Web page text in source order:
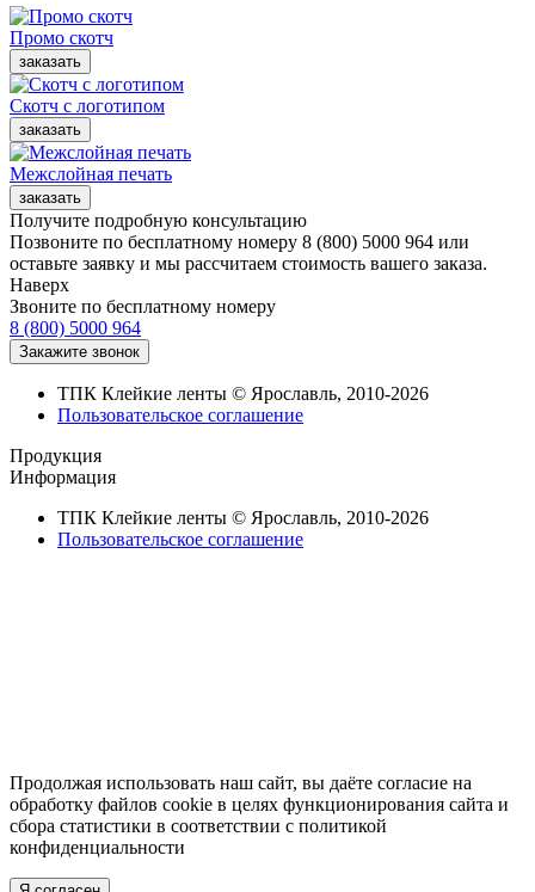
Промо скотч
Скотч с логотипом
Межслойная печать
Получите подробную консультацию
Позвоните по бесплатному номеру 8 (800) 5000 964 или
оставьте заявку и мы рассчитаем стоимость вашего заказа.
Наверх
Звоните по бесплатному номеру
8 (800) 5000 964
ТПК Клейкие ленты © Ярославль, 2010-2026
Пользовательское соглашение
Продукция
Информация
ТПК Клейкие ленты © Ярославль, 2010-2026
Пользовательское соглашение
Продолжая использовать наш сайт, вы даёте согласие на
обработку файлов cookie в целях функционирования сайта и
сбора статистики в соответствии с политикой
конфиденциальности